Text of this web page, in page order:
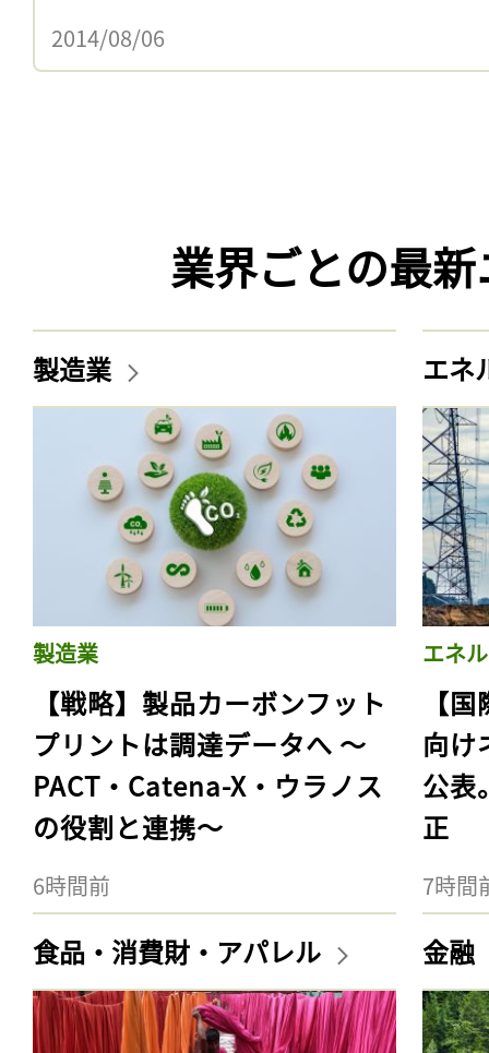
2014/08/06
業界ごとの最
製造業
製造業
【戦略】製品カーボンフット
プリントは調達データへ 〜
PACT・Catena-X・ウラノス
の役割と連携〜
6時間前
エネ
エネ
【
向け
公表
正
7時間
食品・消費財・アパレル 金融